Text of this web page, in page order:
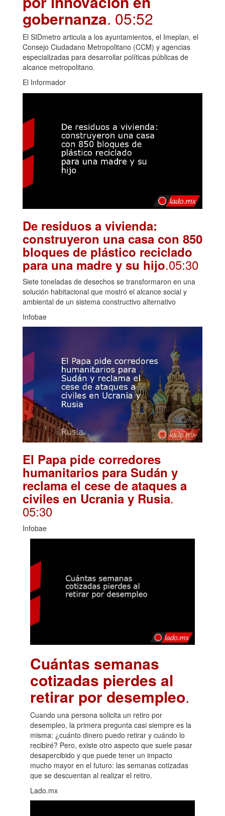
gobernanza. 05:52
El SIDmetro articula a los ayuntamientos, el Imeplan, el
Consejo Ciudadano Metropolitano (CCM) y agencias
especializadas para desarrollar políticas públicas de
alcance metropolitano.
El Informador
De residuos a vivienda:
construyeron una casa con 850
bloques de plástico reciclado
para una madre y su hijo.05:30
Siete toneladas de desechos se transformaron en una
solución habitacional que mostró el alcance social y
ambiental de un sistema constructivo alternativo
Infobae
El Papa pide corredores
humanitarios para Sudán y
reclama el cese de ataques a
civiles en Ucrania y Rusia.
05:30
Infobae
Cuántas semanas
cotizadas pierdes al
retirar por desempleo.
Cuando una persona solicita un retiro por
desempleo, la primera pregunta casi siempre es la
misma: ¿cuánto dinero puedo retirar y cuándo lo
recibiré? Pero, existe otro aspecto que suele pasar
desapercibido y que puede tener un impacto
mucho mayor en el futuro: las semanas cotizadas
que se descuentan al realizar el retiro.
Lado.mx